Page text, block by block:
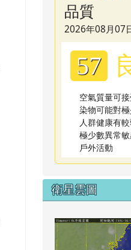
品質
2026年08月07
57
空氣質量可
染物可能對
人群健康有
極少數異常
戶外活動
衛星雲圖